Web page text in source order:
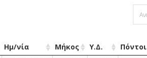
Ημ/νία Μήκος Υ.Δ. Πόντοι